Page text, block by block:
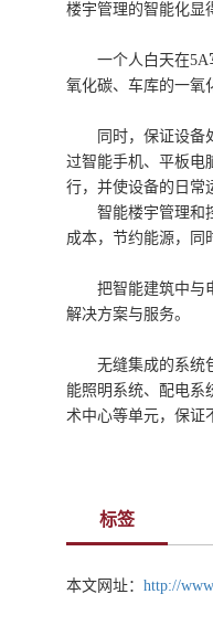
楼宇管理的智能化显
一个人白天在
氧化碳、车库的一氧
同时，保证设
过智能手机、平板电
行，并使设备的日常
智能楼宇管理和
成本，节约能源，同
把智能建筑中与
解决方案与服务。
无缝集成的系统
能照明系统、配电系
术中心等单元，保证
标签
本文网址： http://